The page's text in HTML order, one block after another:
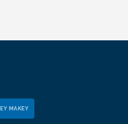
MAKEY